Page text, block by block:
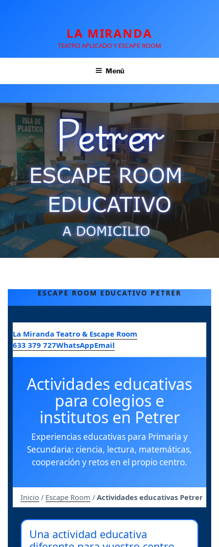
LA MIRANDA
TEATRO APLICADO Y ESCAPE ROOM
Menú
ESCAPE ROOM EDUCATIVO PETRER
La Miranda Teatro & Escape Room
633 379 727WhatsAppEmail
Actividades educativas
para colegios e
institutos en Petrer
Experiencias educativas para Primaria y
Secundaria: ciencia, lectura, matemáticas,
cooperación y retos en el propio centro.
Inicio / Escape Room /Actividades educativas Petrer
Una actividad educativa